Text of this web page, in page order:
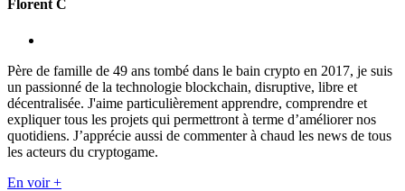
Florent C
Père de famille de 49 ans tombé dans le bain crypto en 2017, je suis
un passionné de la technologie blockchain, disruptive, libre et
décentralisée. J'aime particulièrement apprendre, comprendre et
expliquer tous les projets qui permettront à terme d’améliorer nos
quotidiens. J’apprécie aussi de commenter à chaud les news de tous
les acteurs du cryptogame.
En voir +